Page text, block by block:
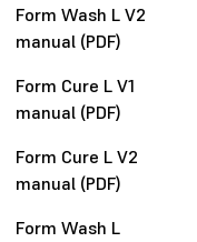
Form Wash L V2
manual (PDF)
Form Cure L V1
manual (PDF)
Form Cure L V2
manual (PDF)
Form Wash L